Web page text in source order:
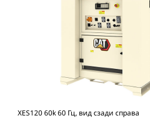
XES120 60k 60 Гц, вид сзади справа